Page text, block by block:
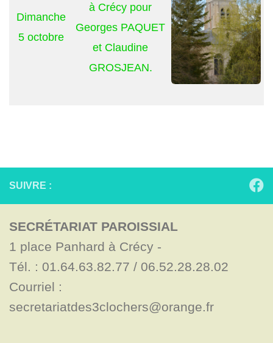
Dimanche
5 octobre
à Crécy pour
Georges PAQUET
et Claudine
GROSJEAN.
SUIVRE :
SECRÉTARIAT PAROISSIAL
1 place Panhard à Crécy -
Tél. : 01.64.63.82.77 / 06.52.28.28.02
Courriel :
secretariatdes3clochers@orange.fr